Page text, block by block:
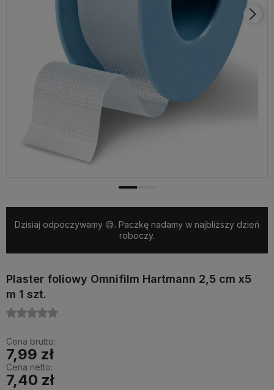
Dzisiaj odpoczywamy 😅. Paczkę nadamy w najbliższy dzień
roboczy.
Plaster foliowy Omnifilm Hartmann 2,5 cm x5
m 1 szt.
Cena brutto:
7,99 zł
Cena netto:
7,40 zł